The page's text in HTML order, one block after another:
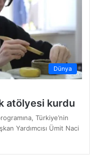
Dünya
atölyesi kurdu
Türkiye’nin
Yardımcısı Ümit Naci